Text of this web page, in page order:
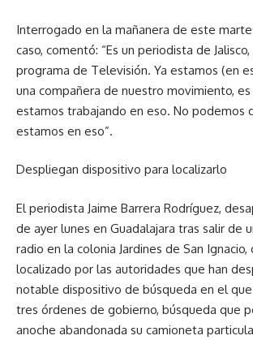
Interrogado en la mañanera de este
caso, comentó: “Es un periodista de
programa de Televisión. Ya estamos (en
una compañera de nuestro movimiento, es
estamos trabajando en eso. No podemos
estamos en eso”.
Despliegan dispositivo para localizarlo
El periodista Jaime Barrera Rodríguez,
de ayer lunes en Guadalajara tras salir de
radio en la colonia Jardines de San Ignacio,
localizado por las autoridades que han
notable dispositivo de búsqueda en el
tres órdenes de gobierno, búsqueda que
anoche abandonada su camioneta